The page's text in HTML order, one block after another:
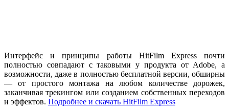
Интерфейс и принципы работы HitFilm Express почти
полностью совпадают с таковыми у продукта от Adobe, а
возможности, даже в полностью бесплатной версии, обширны
— от простого монтажа на любом количестве дорожек,
заканчивая трекингом или созданием собственных переходов
и эффектов. Подробнее и скачать HitFilm Express